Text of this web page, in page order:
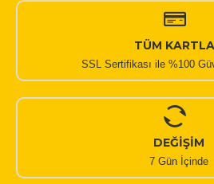
TÜM
SSL Sertifikası ile %100
DEĞİŞİM
7 Gün İçinde